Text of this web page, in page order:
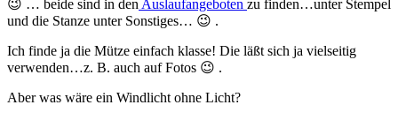
😉 … beide sind in den Auslaufangeboten zu finden…unter Stempel
und die Stanze unter Sonstiges… 😉 .
Ich finde ja die Mütze einfach klasse! Die läßt sich ja vielseitig
verwenden…z. B. auch auf Fotos 😉 .
Aber was wäre ein Windlicht ohne Licht?